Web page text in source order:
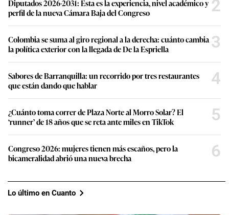
Diputados 2026-2031: Esta es la experiencia, nivel académico y
perfil de la nueva Cámara Baja del Congreso
2
Colombia se suma al giro regional a la derecha: cuánto cambia
la política exterior con la llegada de De la Espriella
3
Sabores de Barranquilla: un recorrido por tres restaurantes
que están dando que hablar
4
¿Cuánto toma correr de Plaza Norte al Morro Solar? El
‘runner’ de 18 años que se reta ante miles en TikTok
5
Congreso 2026: mujeres tienen más escaños, pero la
bicameralidad abrió una nueva brecha
6
Lo último en Cuanto